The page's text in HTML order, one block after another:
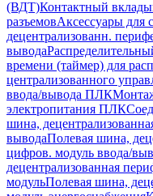
(ВДТ)Контактный
разъемовАксессуары для
децентрализованн.
вывода
времени (таймер) для
централизованного
ввода/вывода ПЛК
электропитания ПЛК
шина,
выводаПолевая шина,
цифров. модуль ввода/
децентрализованная
модульПолевая шина,